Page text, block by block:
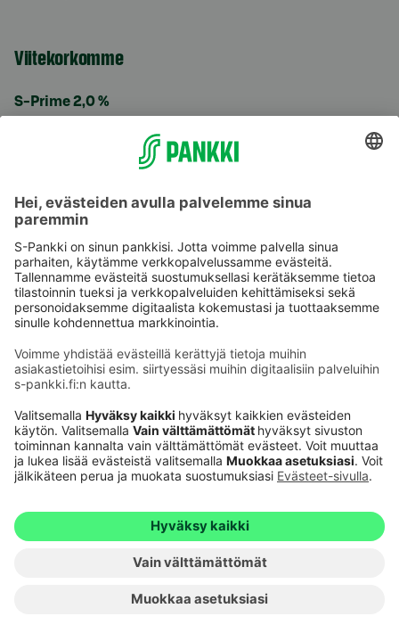
Viitekorkomme
S-Prime 2,0 %
Käyttöehdot
Saavutettavuusseloste
Evästeet
Verkkopalvelujen käytön edellytykset